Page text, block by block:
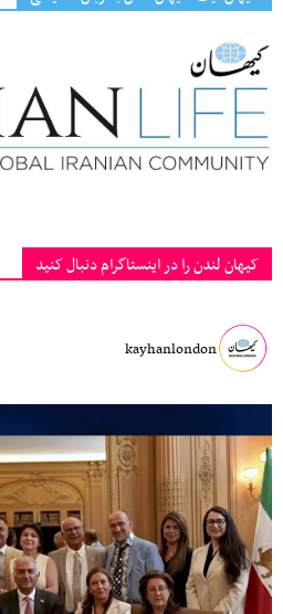
کیهان لندن را در اینستاگرام دنبال کنید
kayhanlondon